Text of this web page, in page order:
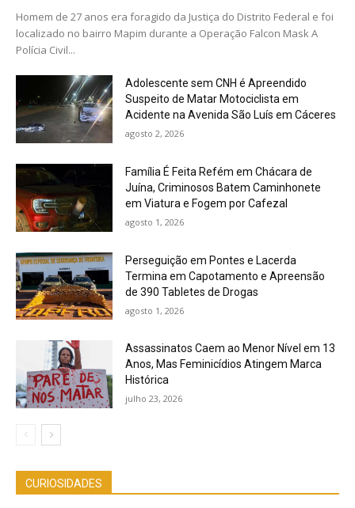
Homem de 27 anos era foragido da Justiça do Distrito Federal e foi
localizado no bairro Mapim durante a Operação Falcon Mask A
Polícia Civil...
Adolescente sem CNH é Apreendido
Suspeito de Matar Motociclista em
Acidente na Avenida São Luís em Cáceres
agosto 2, 2026
Família É Feita Refém em Chácara de
Juína, Criminosos Batem Caminhonete
em Viatura e Fogem por Cafezal
agosto 1, 2026
Perseguição em Pontes e Lacerda
Termina em Capotamento e Apreensão
de 390 Tabletes de Drogas
agosto 1, 2026
Assassinatos Caem ao Menor Nível em 13
Anos, Mas Feminicídios Atingem Marca
Histórica
julho 23, 2026
CURIOSIDADES